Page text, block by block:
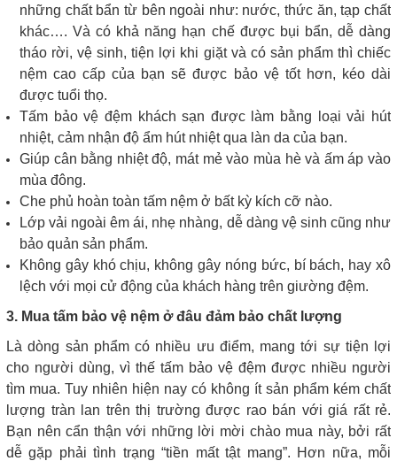
những chất bẩn từ bên ngoài như: nước, thức ăn, tạp chất
khác…. Và có khả năng hạn chế được bụi bẩn, dễ dàng
tháo rời, vệ sinh, tiện lợi khi giặt và có sản phẩm thì chiếc
nệm cao cấp của bạn sẽ được bảo vệ tốt hơn, kéo dài
được tuổi thọ.
Tấm bảo vệ đệm khách sạn được làm bằng loại vải hút
nhiệt, cảm nhận độ ẩm hút nhiệt qua làn da của bạn.
Giúp cân bằng nhiệt độ, mát mẻ vào mùa hè và ấm áp vào
mùa đông.
Che phủ hoàn toàn tấm nệm ở bất kỳ kích cỡ nào.
Lớp vải ngoài êm ái, nhẹ nhàng, dễ dàng vệ sinh cũng như
bảo quản sản phẩm.
Không gây khó chịu, không gây nóng bức, bí bách, hay xô
lệch với mọi cử động của khách hàng trên giường đệm.
3. Mua tấm bảo vệ nệm ở đâu đảm bảo chất lượng
Là dòng sản phẩm có nhiều ưu điểm, mang tới sự tiện lợi
cho người dùng, vì thế tấm bảo vệ đệm được nhiều người
tìm mua. Tuy nhiên hiện nay có không ít sản phẩm kém chất
lượng tràn lan trên thị trường được rao bán với giá rất rẻ.
Bạn nên cẩn thận với những lời mời chào mua này, bởi rất
dễ gặp phải tình trạng “tiền mất tật mang”. Hơn nữa, mỗi